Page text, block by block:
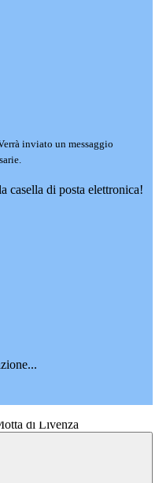
inviato un messaggio
casella di posta elettronica!